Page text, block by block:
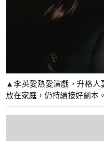
▲李英愛熱愛演戲，升格人
放在家庭，仍持續接好劇本